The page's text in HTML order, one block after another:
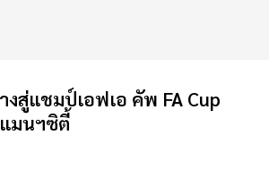
งสู่แชมป์เอฟเอ คัพ FA Cup
มนฯซิตี้